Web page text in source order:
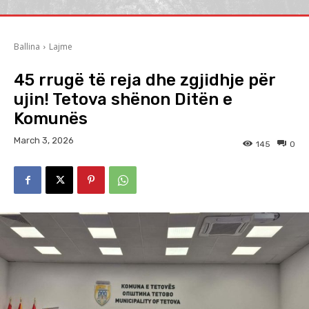
Ballina Lajme
45 rrugë të reja dhe zgjidhje për
ujin! Tetova shënon Ditën e
Komunës
March 3, 2026 0
145